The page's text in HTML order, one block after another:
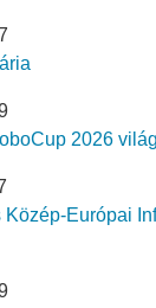
2026
Közép-Európai